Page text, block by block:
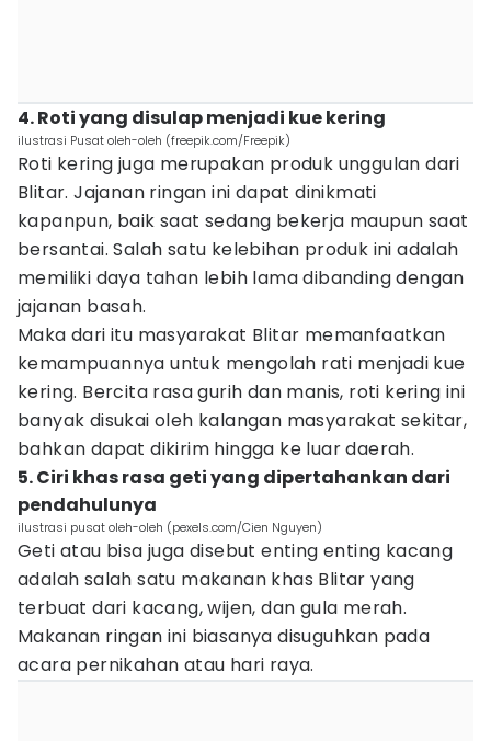
4. Roti yang disulap menjadi kue kering
ilustrasi Pusat oleh-oleh (freepik.com/Freepik)
Roti kering juga merupakan produk unggulan dari
Blitar. Jajanan ringan ini dapat dinikmati
kapanpun, baik saat sedang bekerja maupun saat
bersantai. Salah satu kelebihan produk ini adalah
memiliki daya tahan lebih lama dibanding dengan
jajanan basah.
Maka dari itu masyarakat Blitar memanfaatkan
kemampuannya untuk mengolah rati menjadi kue
kering. Bercita rasa gurih dan manis, roti kering ini
banyak disukai oleh kalangan masyarakat sekitar,
bahkan dapat dikirim hingga ke luar daerah.
5. Ciri khas rasa geti yang dipertahankan dari
pendahulunya
ilustrasi pusat oleh-oleh (pexels.com/Cien Nguyen)
Geti atau bisa juga disebut enting enting kacang
adalah salah satu makanan khas Blitar yang
terbuat dari kacang, wijen, dan gula merah.
Makanan ringan ini biasanya disuguhkan pada
acara pernikahan atau hari raya.